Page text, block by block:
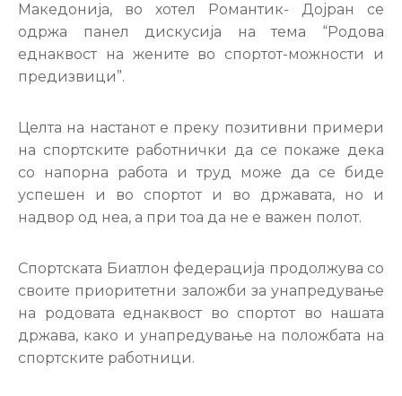
Македонија, во хотел Романтик- Дојран се
одржа панел дискусија на тема “Родова
еднаквост на жените во спортот-можности и
предизвици”.
Целта на настанот е преку позитивни примери
на спортските работнички да се покаже дека
со напорна работа и труд може да се биде
успешен и во спортот и во државата, но и
надвор од неа, а при тоа да не е важен полот.
Спортската Биатлон федерација продолжува со
своите приоритетни заложби за унапредување
на родовата еднаквост во спортот во нашата
држава, како и унапредување на положбата на
спортските работници.